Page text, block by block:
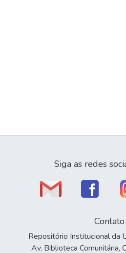
Siga as redes
Contato
Repositório Institucional da
Av. Biblioteca Comunitária,